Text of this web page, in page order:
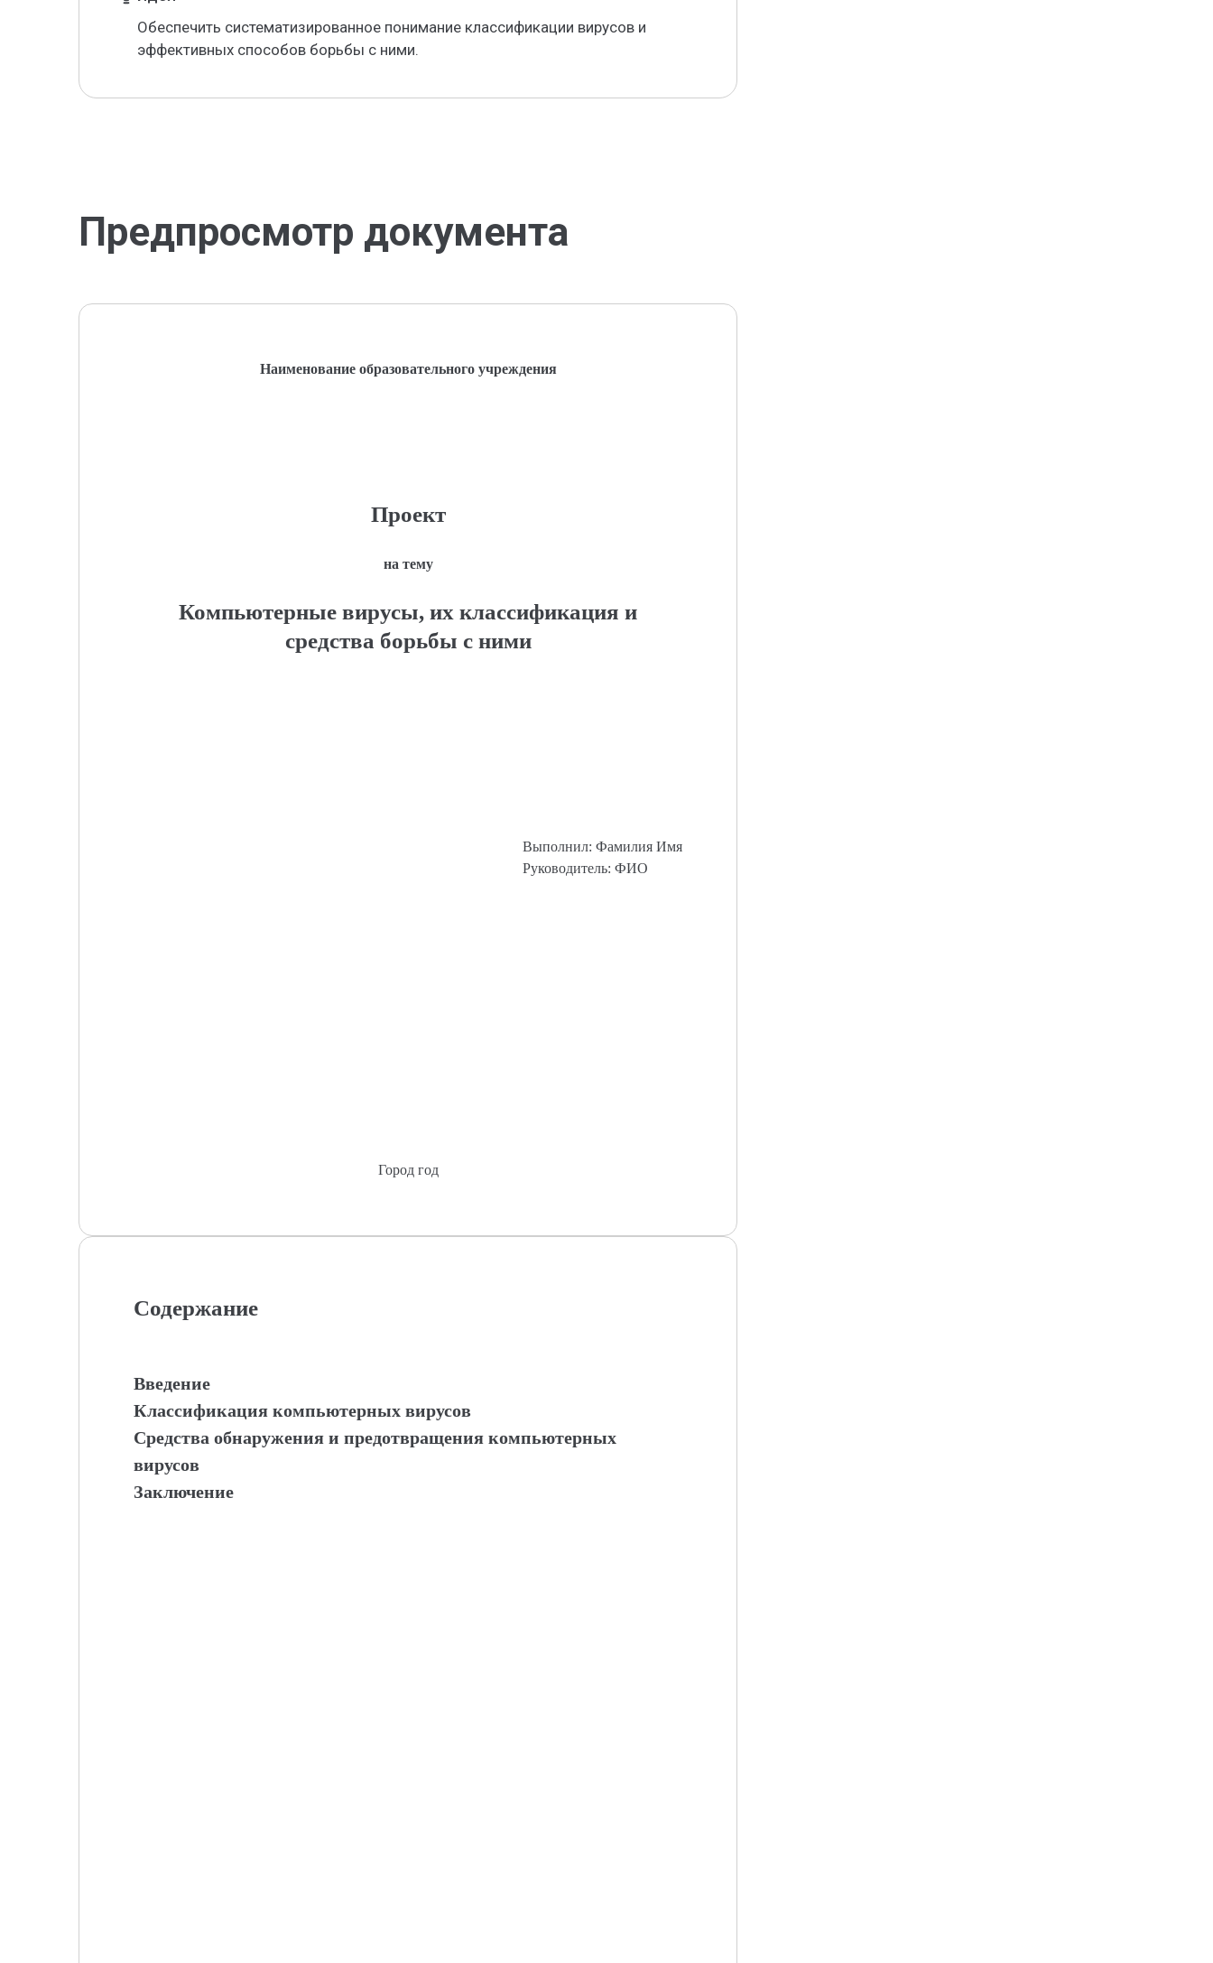
Обеспечить систематизированное понимание классификации вирусов и
эффективных способов борьбы с ними.
Предпросмотр документа
Наименование образовательного учреждения
Проект
на тему
Компьютерные вирусы, их классификация и
средства борьбы с ними
Выполнил: Фамилия Имя
Руководитель: ФИО
Город год
Содержание
Введение
Классификация компьютерных вирусов
Средства обнаружения и предотвращения компьютерных
вирусов
Заключение